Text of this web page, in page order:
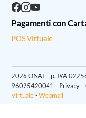
Pagamenti con
POS Virtuale
2026 ONAF - p. IVA
96025420041 - Privacy -
Virtuale- Webmail